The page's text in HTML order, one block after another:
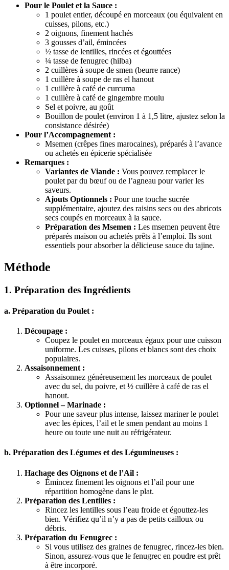
Pour le Poulet et la Sauce :
1 poulet entier, découpé en morceaux (ou équivalent en
cuisses, pilons, etc.)
2 oignons, finement hachés
3 gousses d’ail, émincées
½ tasse de lentilles, rincées et égouttées
¼ tasse de fenugrec (hilba)
2 cuillères à soupe de smen (beurre rance)
1 cuillère à soupe de ras el hanout
1 cuillère à café de curcuma
1 cuillère à café de gingembre moulu
Sel et poivre, au goût
Bouillon de poulet (environ 1 à 1,5 litre, ajustez selon la
consistance désirée)
Pour l’Accompagnement :
Msemen (crêpes fines marocaines), préparés à l’avance
ou achetés en épicerie spécialisée
Remarques :
Variantes de Viande : Vous pouvez remplacer le
poulet par du bœuf ou de l’agneau pour varier les
saveurs.
Ajouts Optionnels : Pour une touche sucrée
supplémentaire, ajoutez des raisins secs ou des abricots
secs coupés en morceaux à la sauce.
Préparation des Msemen : Les msemen peuvent être
préparés maison ou achetés prêts à l’emploi. Ils sont
essentiels pour absorber la délicieuse sauce du tajine.
Méthode
1. Préparation des Ingrédients
a. Préparation du Poulet :
Découpage :
Coupez le poulet en morceaux égaux pour une cuisson
uniforme. Les cuisses, pilons et blancs sont des choix
populaires.
Assaisonnement :
Assaisonnez généreusement les morceaux de poulet
avec du sel, du poivre, et ½ cuillère à café de ras el
hanout.
Optionnel – Marinade :
Pour une saveur plus intense, laissez mariner le poulet
avec les épices, l’ail et le smen pendant au moins 1
heure ou toute une nuit au réfrigérateur.
b. Préparation des Légumes et des Légumineuses :
Hachage des Oignons et de l’Ail :
Émincez finement les oignons et l’ail pour une
répartition homogène dans le plat.
Préparation des Lentilles :
Rincez les lentilles sous l’eau froide et égouttez-les
bien. Vérifiez qu’il n’y a pas de petits cailloux ou
débris.
Préparation du Fenugrec :
Si vous utilisez des graines de fenugrec, rincez-les bien.
Sinon, assurez-vous que le fenugrec en poudre est prêt
à être incorporé.